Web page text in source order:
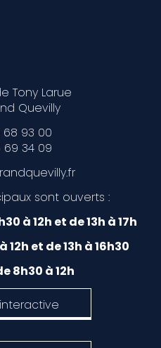
Tony Larue
Quevilly
68 93 00
69 34 09
sont ouverts :
à 12h et de 13h à 17h
et de 13h à 16h30
8h30 à 12h